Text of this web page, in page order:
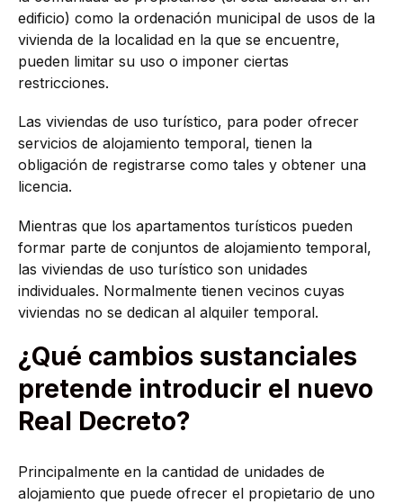
edificio) como la ordenación municipal de usos de la
vivienda de la localidad en la que se encuentre,
pueden limitar su uso o imponer ciertas
restricciones.
Las viviendas de uso turístico, para poder ofrecer
servicios de alojamiento temporal, tienen la
obligación de registrarse como tales y obtener una
licencia.
Mientras que los apartamentos turísticos pueden
formar parte de conjuntos de alojamiento temporal,
las viviendas de uso turístico son unidades
individuales. Normalmente tienen vecinos cuyas
viviendas no se dedican al alquiler temporal.
¿Qué cambios sustanciales
pretende introducir el nuevo
Real Decreto?
Principalmente en la cantidad de unidades de
alojamiento que puede ofrecer el propietario de uno